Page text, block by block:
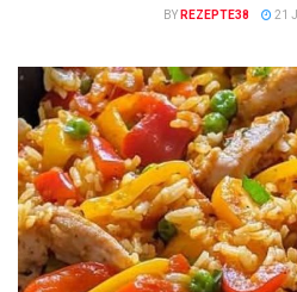
BY REZEPTE38 21